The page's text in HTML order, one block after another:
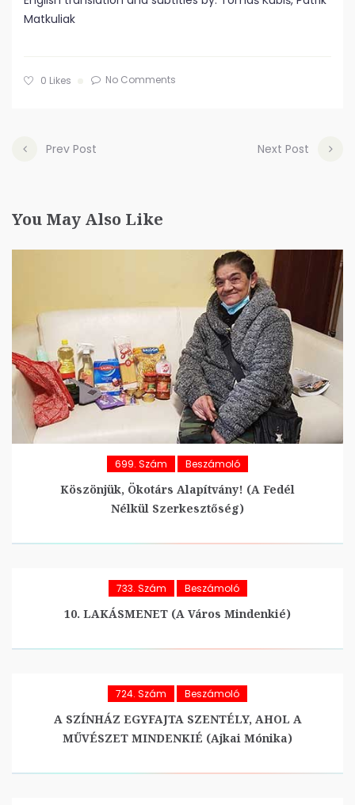
Matkuliak
0 Likes No Comments
Prev Post Next Post
You May Also Like
699. Szám Beszámoló
Köszönjük, Ökotárs Alapítvány! (A Fedél
Nélkül Szerkesztőség)
733. Szám Beszámoló
10. LAKÁSMENET (A Város Mindenkié)
724. Szám Beszámoló
A SZÍNHÁZ EGYFAJTA SZENTÉLY, AHOL A
MŰVÉSZET MINDENKIÉ (Ajkai Mónika)